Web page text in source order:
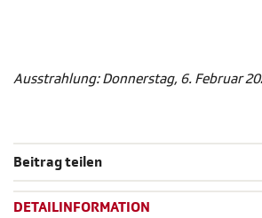
Ausstrahlung: Donnerstag, 6. Februar
Beitrag teilen
DETAILINFORMATION